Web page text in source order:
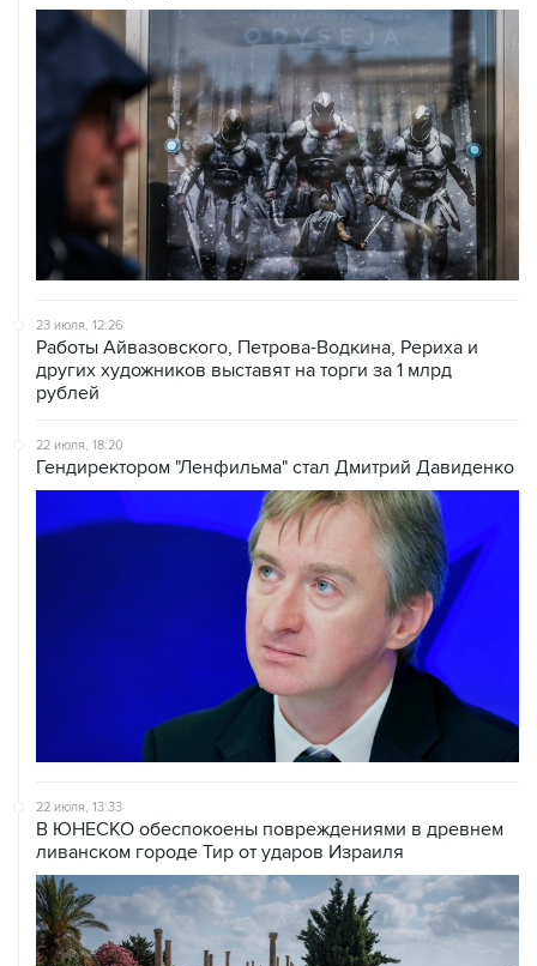
23 июля, 12:26
Работы Айвазовского, Петрова-Водкина, Рериха и
других художников выставят на торги за 1 млрд
рублей
22 июля, 18:20
Гендиректором "Ленфильма" стал Дмитрий Давиденко
22 июля, 13:33
В ЮНЕСКО обеспокоены повреждениями в древнем
ливанском городе Тир от ударов Израиля